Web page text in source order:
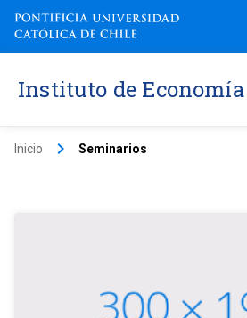
Instituto de Economía
Inicio keyboard_arrow_right Seminarios